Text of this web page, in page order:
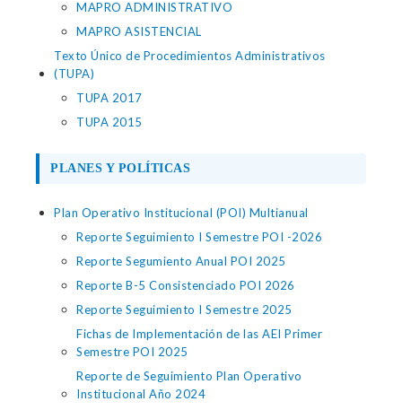
MAPRO ADMINISTRATIVO
MAPRO ASISTENCIAL
Texto Único de Procedimientos Administrativos
(TUPA)
TUPA 2017
TUPA 2015
PLANES Y POLÍTICAS
Plan Operativo Institucional (POI) Multianual
Reporte Seguimiento I Semestre POI -2026
Reporte Segumiento Anual POI 2025
Reporte B-5 Consistenciado POI 2026
Reporte Seguimiento I Semestre 2025
Fichas de Implementación de las AEI Primer
Semestre POI 2025
Reporte de Seguimiento Plan Operativo
Institucional Año 2024